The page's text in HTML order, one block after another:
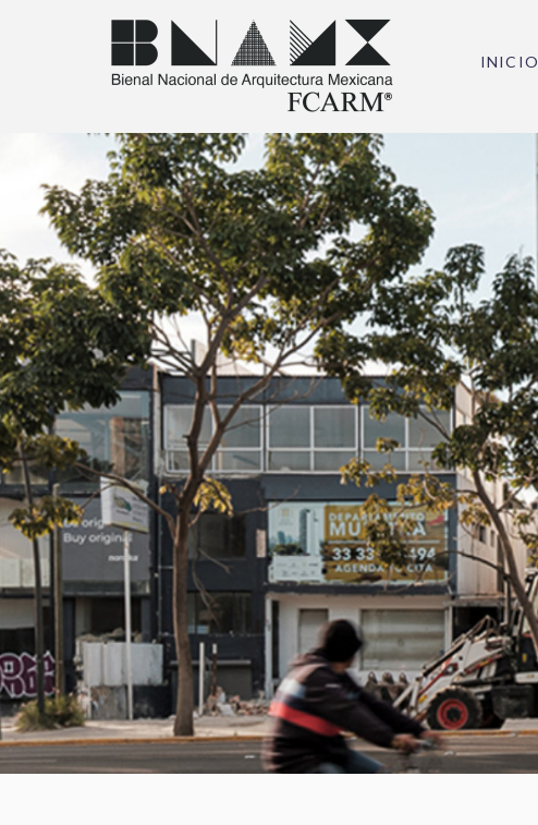
INICIO